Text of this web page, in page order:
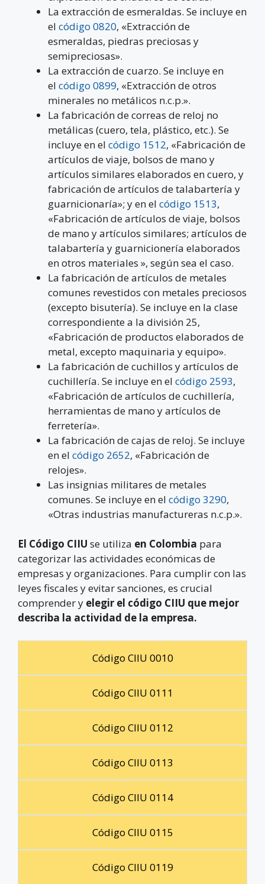
La extracción de esmeraldas. Se incluye en
el código 0820, «Extracción de
esmeraldas, piedras preciosas y
semipreciosas».
La extracción de cuarzo. Se incluye en
el código 0899, «Extracción de otros
minerales no metálicos n.c.p.».
La fabricación de correas de reloj no
metálicas (cuero, tela, plástico, etc.). Se
incluye en el código 1512, «Fabricación de
artículos de viaje, bolsos de mano y
artículos similares elaborados en cuero, y
fabricación de artículos de talabartería y
guarnicionaría»; y en el código 1513,
«Fabricación de artículos de viaje, bolsos
de mano y artículos similares; artículos de
talabartería y guarnicionería elaborados
en otros materiales », según sea el caso.
La fabricación de artículos de metales
comunes revestidos con metales preciosos
(excepto bisutería). Se incluye en la clase
correspondiente a la división 25,
«Fabricación de productos elaborados de
metal, excepto maquinaria y equipo».
La fabricación de cuchillos y artículos de
cuchillería. Se incluye en el código 2593,
«Fabricación de artículos de cuchillería,
herramientas de mano y artículos de
ferretería».
La fabricación de cajas de reloj. Se incluye
en el código 2652, «Fabricación de
relojes».
Las insignias militares de metales
comunes. Se incluye en el código 3290,
«Otras industrias manufactureras n.c.p.».
El Código CIIU se utiliza en Colombia para
categorizar las actividades económicas de
empresas y organizaciones. Para cumplir con las
leyes fiscales y evitar sanciones, es crucial
comprender y elegir el código CIIU que mejor
describa la actividad de la empresa.
Código CIIU 0010
Código CIIU 0111
Código CIIU 0112
Código CIIU 0113
Código CIIU 0114
Código CIIU 0115
Código CIIU 0119